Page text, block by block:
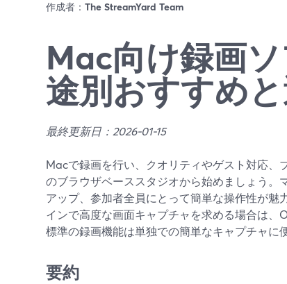
作成者： The StreamYard Team
Mac向け録画
途別おすすめ
最終更新日：2026-01-15
Macで録画を行い、クオリティやゲスト対応
のブラウザベーススタジオから始めましょう。
アップ、参加者全員にとって簡単な操作性が魅
インで高度な画面キャプチャを求める場合は
標準の録画機能は単独での簡単なキャプチャに
要約